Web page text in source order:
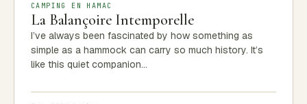
CAMPING EN HAMAC
La Balançoire Intemporelle
I’ve always been fascinated by how something as
simple as a hammock can carry so much history. It’s
like this quiet companion…